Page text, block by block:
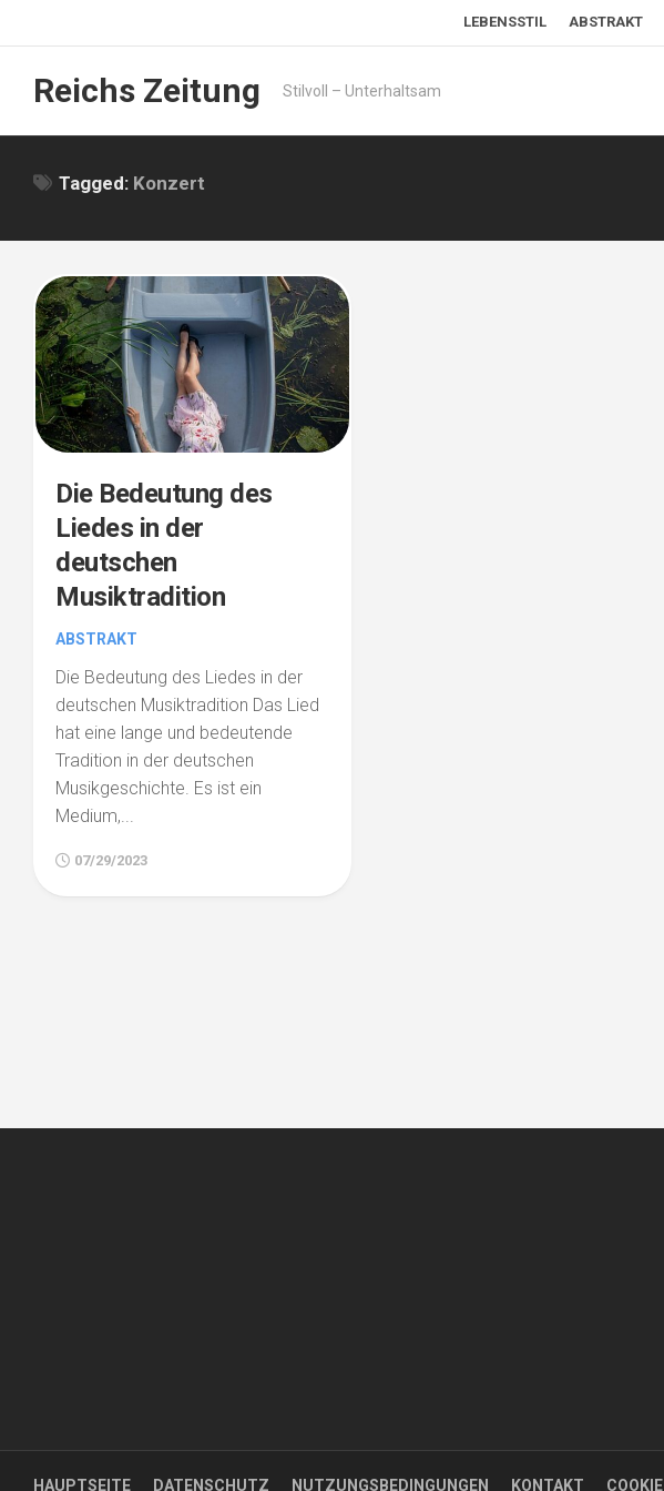
LEBENSSTIL ABSTRAKT
Reichs Zeitung Stilvoll – Unterhaltsam
Tagged: Konzert
Die Bedeutung des
Liedes in der
deutschen
Musiktradition
ABSTRAKT
Die Bedeutung des Liedes in der
deutschen Musiktradition Das Lied
hat eine lange und bedeutende
Tradition in der deutschen
Musikgeschichte. Es ist ein
Medium,...
07/29/2023
HAUPTSEITE DATENSCHUTZ NUTZUNGSBEDINGUNGEN KONTAKT COOKIE